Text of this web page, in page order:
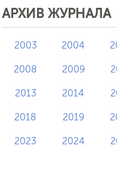
АРХИВ ЖУРНАЛА
2003 2004
2008 2009
2013 2014
2018 2019
2023 2024